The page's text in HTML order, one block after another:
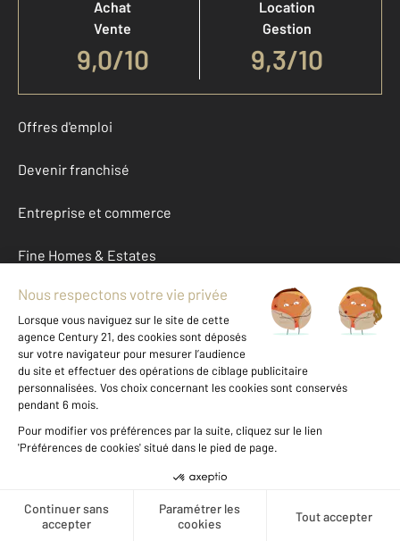
Achat
Vente
9,0/10
Location
Gestion
9,3/10
Offres d'emploi
Devenir franchisé
Entreprise et commerce
Fine Homes & Estates
À propos
International
Nous contacter
Données personnelles
Gestionnaire des cookies